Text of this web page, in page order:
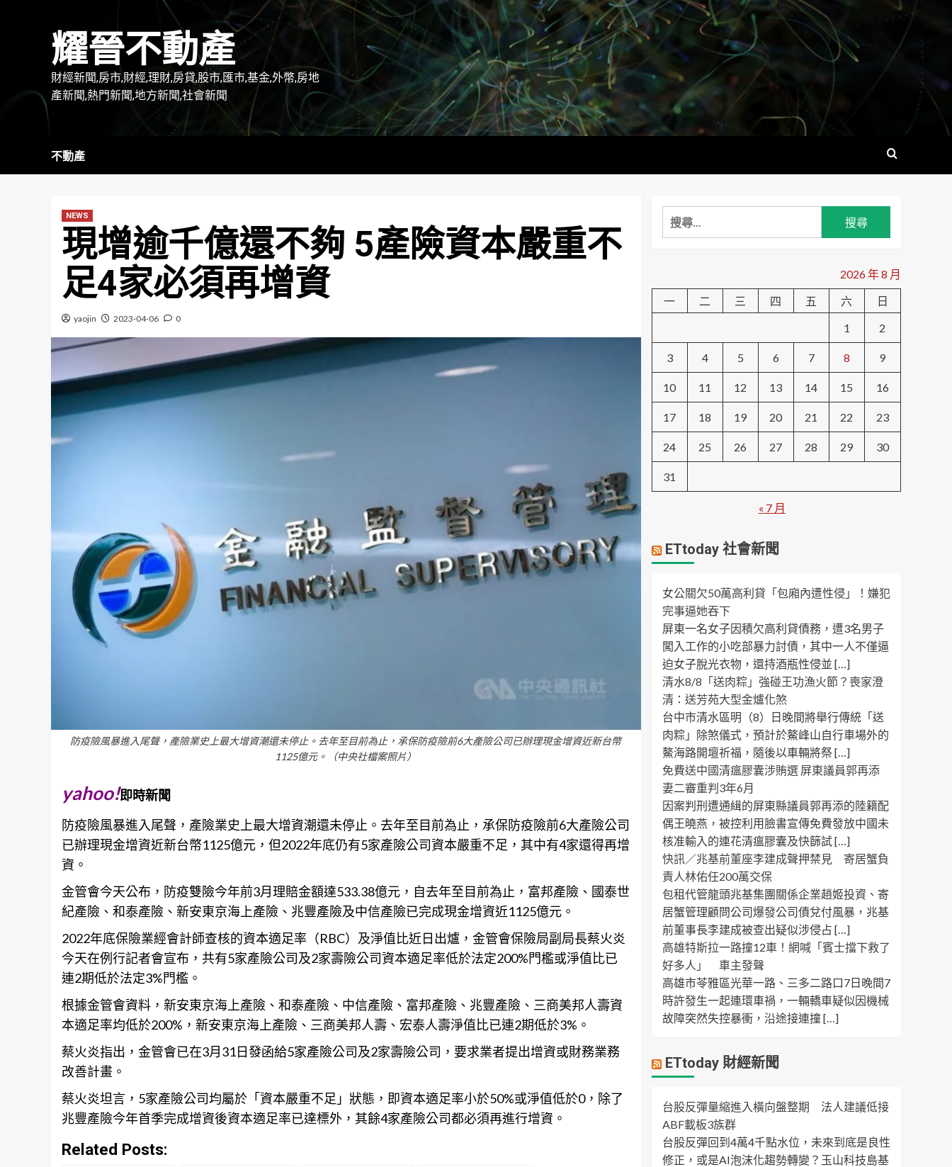
耀晉不動產
財經新聞,房市,財經,理財,房貸,股市,匯市,基金,外幣,房地
產新聞,熱門新聞,地方新聞,社會新聞
不動產
NEWS
現增逾千億還不夠 5產險資本嚴重不
足4家必須再增資
yaojin 2023-04-06 0
防疫險風暴進入尾聲，產險業史上最大增資潮還未停止。去年至目前為止，承保防疫險前6大產險公司已辦理現金增資近新台幣
1125億元。（中央社檔案照片）
yahoo!即時新聞
防疫險風暴進入尾聲，產險業史上最大增資潮還未停止。去年至目前為止，承保防疫險前6大產險公司
已辦理現金增資近新台幣1125億元，但2022年底仍有5家產險公司資本嚴重不足，其中有4家還得再增
資 。
金管會今天公布，防疫雙險今年前3月理賠金額達533.38億元，自去年至目前為止，富邦產險、國泰世
紀產險、和泰產險、新安東京海上產險、兆豐產險及中信產險已完成現金增資近1125億元。
2022年底保險業經會計師查核的資本適足率（RBC）及淨值比近日出爐，金管會保險局副局長蔡火炎
今天在例行記者會宣布，共有5家產險公司及2家壽險公司資本適足率低於法定200%門檻或淨值比已
連2期低於法定3%門檻。
根據金管會資料，新安東京海上產險、和泰產險、中信產險、富邦產險、兆豐產險、三商美邦人壽資
本適足率均低於200%，新安東京海上產險、三商美邦人壽、宏泰人壽淨值比已連2期低於3%。
蔡火炎指出，金管會已在3月31日發函給5家產險公司及2家壽險公司，要求業者提出增資或財務業務
改善計畫。
蔡火炎坦言，5家產險公司均屬於「資本嚴重不足」狀態，即資本適足率小於50%或淨值低於0，除了
兆豐產險今年首季完成增資後資本適足率已達標外，其餘4家產險公司都必須再進行增資。
Related Posts:
搜
尋
字:
2026 年 8 月
一
二 三 四 五 六
日
1
2
3 4 5 6 7 8 9
10 11 12 13 14 15 16
17 18 19 20 21 22 23
24 25 26 27 28 29 30
31
« 7 月
ETtoday 社會新聞
女公關欠50萬高利貸「包廂內遭性侵」！嫌犯
完事逼她吞下
屏東一名女子因積欠高利貸債務，遭3名男子
闖入工作的小吃部暴力討債，其中一人不僅逼
迫女子脫光衣物，還持酒瓶性侵並 […]
清水8/8「送肉粽」強碰王功漁火節？喪家澄
清：送芳苑大型金爐化煞
台中市清水區明（8）日晚間將舉行傳統「送
肉粽」除煞儀式，預計於鰲峰山自行車場外的
鰲海路開壇祈福，隨後以車輛將祭 […]
免費送中國清瘟膠囊涉賄選 屏東議員郭再添
妻二審重判3年6月
因案判刑遭通緝的屏東縣議員郭再添的陸籍配
偶王曉燕，被控利用臉書宣傳免費發放中國未
核准輸入的連花清瘟膠囊及快篩試 […]
快訊／兆基前董座李建成聲押禁見 寄居蟹負
責人林佑任200萬交保
包租代管龍頭兆基集團關係企業趙姬投資、寄
居蟹管理顧問公司爆發公司債兌付風暴，兆基
前董事長李建成被查出疑似涉侵占 […]
高雄特斯拉一路撞12車！網喊「賓士擋下救了
好多人」 車主發聲
高雄市苓雅區光華一路、三多二路口7日晚間7
時許發生一起連環車禍，一輛轎車疑似因機械
故障突然失控暴衝，沿途接連撞 […]
ETtoday 財經新聞
台股反彈量縮進入橫向盤整期 法人建議低接
ABF載板3族群
台股反彈回到4萬4千點水位，未來到底是良性
修正，或是AI泡沫化趨勢轉變？玉山科技島基